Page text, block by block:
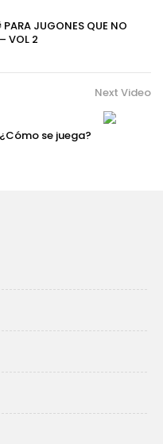
PARA JUGONES QUE NO
VOL 2
Next Video
se juega?